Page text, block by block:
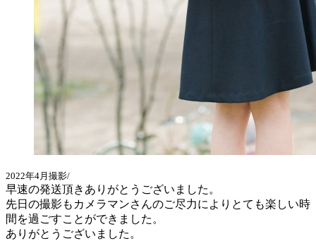
2022年4月撮影/
早速の発送頂きありがとうございました。
先日の撮影もカメラマンさんのご尽力によりとても楽しい時
間を過ごすことができました。
ありがとうございました。